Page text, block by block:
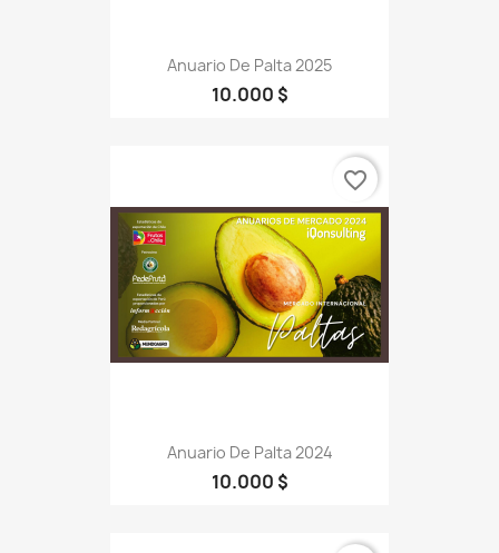
Anuario De Palta 2025
10.000 $
Anuario De Palta 2024
10.000 $
favorite_border